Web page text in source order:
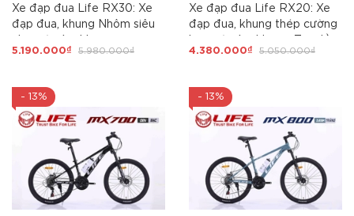
Xe đạp đua Life RX30: Xe
đạp đua, khung Nhôm siêu
Groupset SHIMANO 3x7 tốc
Hot nhất 2026
5.190.000₫ 5.980.000₫
Xe đạp đua Life RX20: Xe
đạp đua, khung thép cường
3X7 tốc độ. Líp nổ to. Phanh
4.380.000₫ 5.050.000₫
- 13% - 13%